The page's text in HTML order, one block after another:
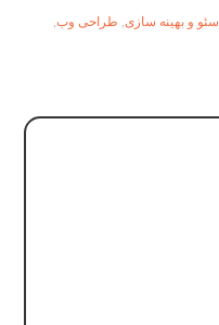
سئو و بهینه سازی, طراحی وب,